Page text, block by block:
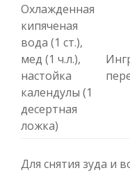
Охлажденная
кипяченая
вода (1 ст.),
мед (1 ч.л.),
настойка
календулы (1
десертная
ложка)
Для снятия зуда и